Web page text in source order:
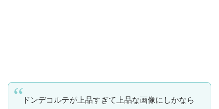
ドンデコルテが上品すぎて上品な画像にしかなら